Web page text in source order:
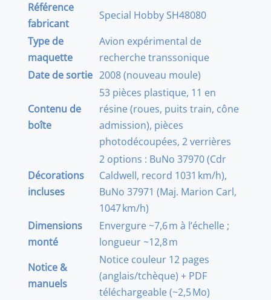
Référence
fabricant
Special Hobby SH48080
Type de
maquette
Avion expérimental de
recherche transsonique
Date de sortie 2008 (nouveau moule)
Contenu de
boîte
53 pièces plastique, 11 en
résine (roues, puits train, cône
admission), pièces
photodécoupées, 2 verrières
Décorations
incluses
2 options : BuNo 37970 (Cdr
Caldwell, record 1031 km/h),
BuNo 37971 (Maj. Marion Carl,
1047 km/h)
Dimensions
monté
Envergure ~7,6 m à l’échelle ;
longueur ~12,8 m
Notice &
manuels
Notice couleur 12 pages
(anglais/tchèque) + PDF
téléchargeable (~2,5 Mo)